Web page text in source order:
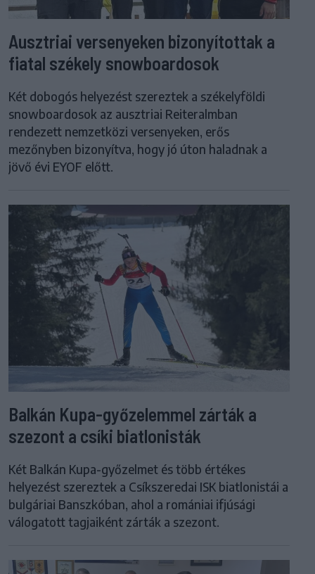
Ausztriai versenyeken bizonyítottak a
fiatal székely snowboardosok
Két dobogós helyezést szereztek a székelyföldi
snowboardosok az ausztriai Reiteralmban
rendezett nemzetközi versenyeken, erős
mezőnyben bizonyítva, hogy jó úton haladnak a
jövő évi EYOF előtt.
Balkán Kupa-győzelemmel zárták a
szezont a csíki biatlonisták
Két Balkán Kupa-győzelmet és több értékes
helyezést szereztek a Csíkszeredai ISK biatlonistái a
bulgáriai Banszkóban, ahol a romániai ifjúsági
válogatott tagjaiként zárták a szezont.